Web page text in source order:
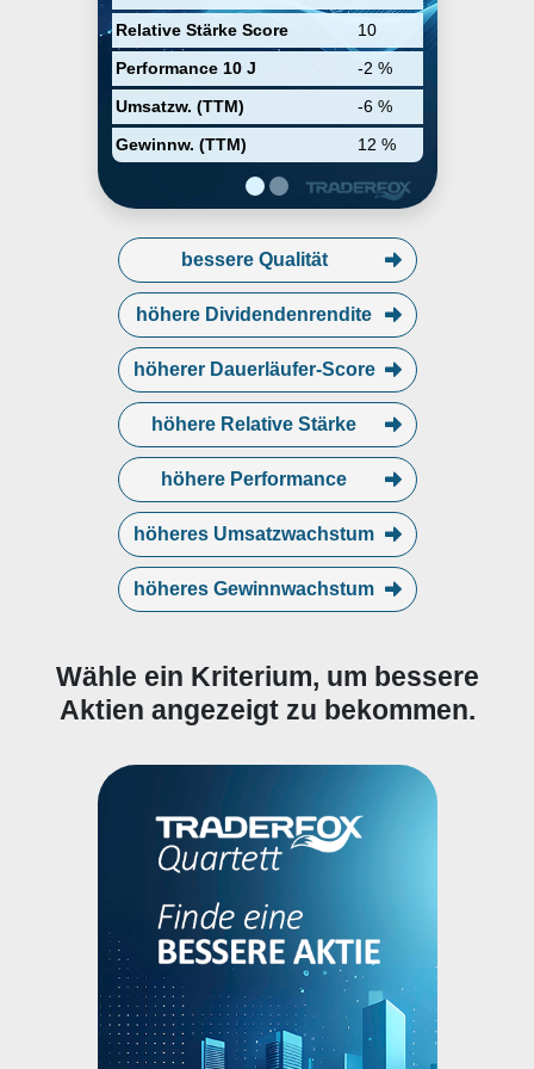
Relative Stärke Score
10
Performance 10 J
-2 %
Umsatzw. (TTM)
-6 %
Gewinnw. (TTM)
12 %
bessere Qualität
höhere Dividendenrendite
höherer Dauerläufer-Score
höhere Relative Stärke
höhere Performance
höheres Umsatzwachstum
höheres Gewinnwachstum
Wähle ein Kriterium, um bessere
Aktien angezeigt zu bekommen.